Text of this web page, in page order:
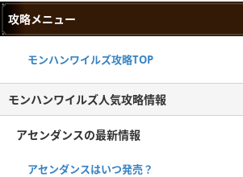
攻略メニュー
モンハンワイルズ攻略TOP
モンハンワイルズ人気攻略情報
アセンダンスの最新情報
アセンダンスはいつ発売？